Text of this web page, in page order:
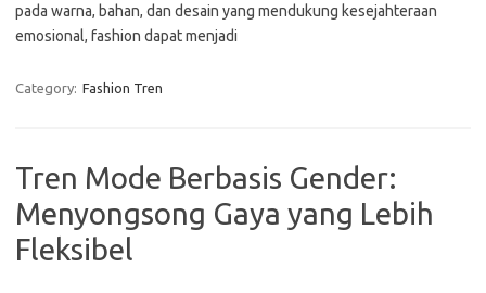
pada warna, bahan, dan desain yang mendukung kesejahteraan
emosional, fashion dapat menjadi
Category: Fashion Tren
Tren Mode Berbasis Gender:
Menyongsong Gaya yang Lebih
Fleksibel